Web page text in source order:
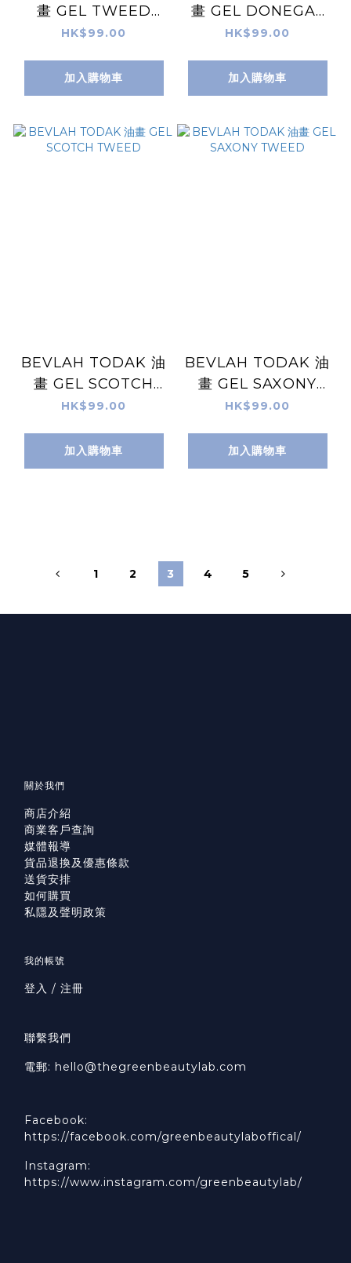
畫 GEL TWEED
SUIT
HK$99.00
加入購物車
畫 GEL DONEGAL
TWEED
HK$99.00
加入購物車
BEVLAH TODAK 油
畫 GEL SCOTCH
TWEED
HK$99.00
加入購物車
BEVLAH TODAK 油
畫 GEL SAXONY
TWEED
HK$99.00
加入購物車
1 2 3 4 5
關於我們
商店介紹
商業客戶查詢
媒體報導
貨品退換及優惠條款
送貨安排
如何購買
私隱及聲明政策
我的帳號
登入 / 注冊
聯繫我們
電郵: hello@thegreenbeautylab.com
Facebook:
https://facebook.com/greenbeautylaboffical/
Instagram:
https://www.instagram.com/greenbeautylab/